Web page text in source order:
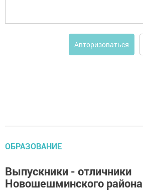
Авторизоваться
ОБРАЗОВАНИЕ
Выпускники - отличники
Новошешминского района